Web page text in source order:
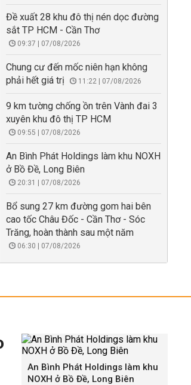
Đề xuất 28 khu đô thị nén dọc đường
sắt TP HCM - Cần Thơ
09:37 | 07/08/2026
Chung cư đến mốc niên hạn không
phải hết giá trị
11:22 | 07/08/2026
9 km tường chống ồn trên Vành đai 3
xuyên khu đô thị TP HCM
09:55 | 07/08/2026
An Bình Phát Holdings làm khu NOXH
ở Bồ Đề, Long Biên
20:31 | 07/08/2026
Bổ sung 27 km đường gom hai bên
cao tốc Châu Đốc - Cần Thơ - Sóc
Trăng, hoàn thành sau một năm
06:30 | 07/08/2026
An Bình Phát Holdings làm khu
NOXH ở Bồ Đề, Long Biên